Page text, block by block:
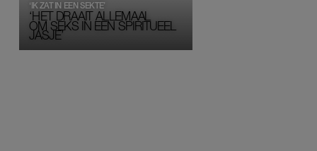
‘HET DRAAIT ALLEMAAL
OM SEKS IN EEN SPIRITUEEL
JASJE’
‘IK ZAT IN EEN SEKTE’